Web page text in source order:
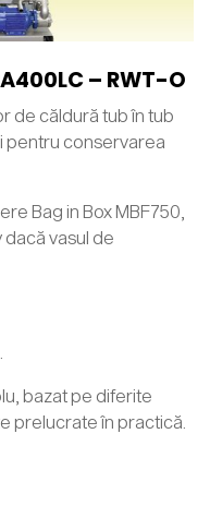
– RWT-O
de căldură tub în tub
pentru conservarea
Bag in Box MBF750,
vasul de
bazat pe diferite
prelucrate în practică.